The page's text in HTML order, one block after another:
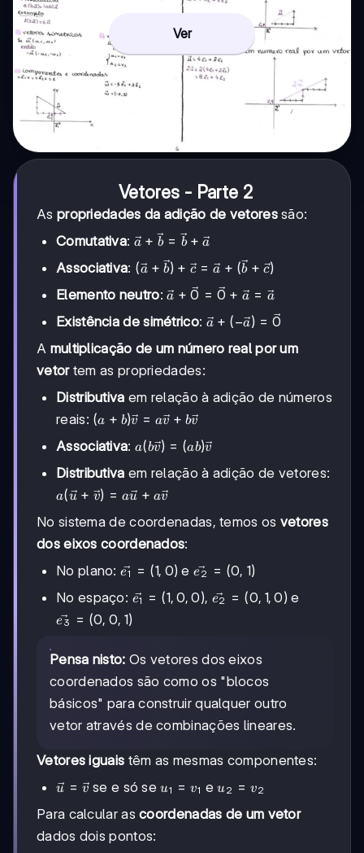
Ver
Vetores - Parte 2
As propriedades da adição de vetoressão:
Comutativa: \vec{a}
\vec{b}
=
\vec{b}
+
a + b = b + a
Associativa: (\vec{a}
\vec{b})
+
=
\vec{a}
+
(\vec{b}
+
\vec{c})
(a + b) + c = a + (b + c)
Elemento neutro:\vec{a}
\vec{0}
=
+
\vec{a}
\vec{a}
a + 0 = 0 + a = a
Existência de simétrico: \vec{a}
\vec{a})
a + (−a) = 0
A multiplicação de um número real por um
vetortem as propriedades:
Distributiva em relação à adição de números
reais: (a +
=
a\vec{v}
b\vec{v}
(a + b)v = av + bv
Associativa: a(b\vec{v})
(ab)\vec{v}
a(bv) = (ab)v
Distributiva em relação à adição de vetores:
a(\vec{u}
\vec{v})
=
+
a\vec{v}
a(u + v) = au + av
No sistema de coordenadas, temos os vetores
dos eixos coordenados:
No plano: \vec{e_1}
e1 = (1, 0) e\vec{e_2}
e2 = (0, 1)
No espaço: \vec{e_1}
e1 = (1, 0, 0), \vec{e_2}
e2 = (0, 1, 0) e
\vec{e_3}
e3 = (0, 0, 1)
Pensa nisto: Os vetores dos eixos
coordenados são como os "blocos
básicos" para construir qualquer outro
vetor através de combinações lineares.
Vetores iguais têm as mesmas componentes:
\vec{u}
\vec{v}
u = vse e só seu_1
v_1
u1 = v1 eu_2
v_2
u2 = v2
Para calcular ascoordenadas de um vetor
dados dois pontos: